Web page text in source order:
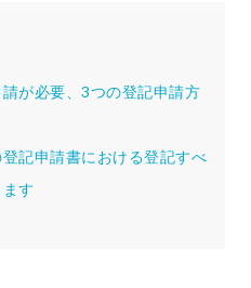
が必要、3つの登記申請方
記申請書における登記すべ
す